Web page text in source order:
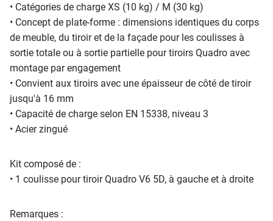
• Catégories de charge XS (10 kg) / M (30 kg)
• Concept de plate-forme : dimensions identiques du corps
de meuble, du tiroir et de la façade pour les coulisses à
sortie totale ou à sortie partielle pour tiroirs Quadro avec
montage par engagement
• Convient aux tiroirs avec une épaisseur de côté de tiroir
jusqu'à 16 mm
• Capacité de charge selon EN 15338, niveau 3
• Acier zingué
Kit composé de :
• 1 coulisse pour tiroir Quadro V6 5D, à gauche et à droite
Remarques :